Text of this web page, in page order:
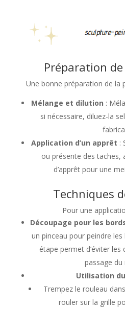
Préparation
Une bonne préparation de la
Mélange et dilution :
si nécessaire, diluez-la
Application d’un apprêt :
ou présente des taches,
d’apprêt pour une
Techniques
Pour une
Découpage pour les
un pinceau pour peindre
étape permet d’éviter
passage du
Utilisation
Trempez le rouleau
rouler sur la grille